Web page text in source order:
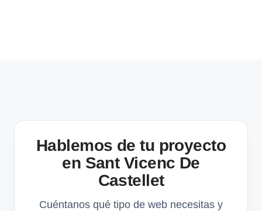
Hablemos de tu proyecto
en Sant Vicenc De
Castellet
Cuéntanos qué tipo de web necesitas y